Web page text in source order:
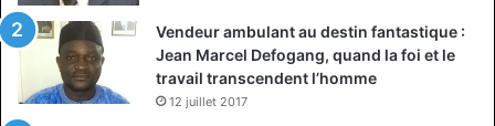
Vendeur ambulant au destin fantastique :
Jean Marcel Defogang, quand la foi et le
travail transcendent l’homme
12 juillet 2017